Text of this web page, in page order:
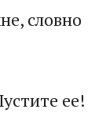
словно
ее!